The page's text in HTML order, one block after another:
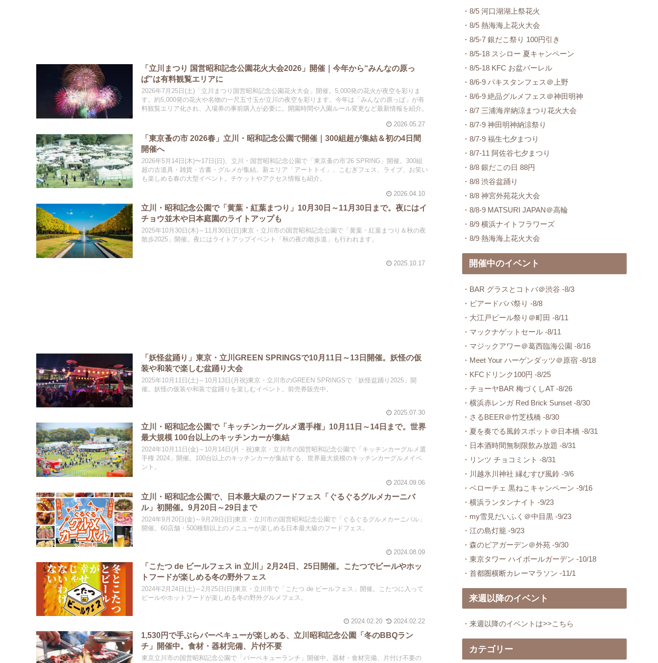
「立川まつり 国営昭和記念公園花火大会2026」開催｜今年から“みんなの原っ
ぱ”は有料観覧エリアに
2026年7月25日(土)「立川まつり国営昭和記念公園花火大会」開催。5,000発の花火が夜空を彩りま
す。約5,000発の花火や名物の一尺五寸玉が立川の夜空を彩ります。今年は「みんなの原っぱ」が有
料観覧エリア化され、入場券の事前購入が必要に。開園時間や入園ルール変更など最新情報を紹介。
2026.05.27
「東京蚤の市 2026春」立川・昭和記念公園で開催｜300組超が集結＆初の4日間
開催へ
2026年5月14日(木)〜17日(日)、立川・国営昭和記念公園で「東京蚤の市’26 SPRING」開催。300組
超の古道具・雑貨・古書・グルメが集結。新エリア「アートトイ」、こむぎフェス、ライブ、お笑い
も楽しめる春の大型イベント。チケットやアクセス情報も紹介。
2026.04.10
立川・昭和記念公園で「黄葉・紅葉まつり」10月30日～11月30日まで。夜にはイ
チョウ並木や日本庭園のライトアップも
2025年10月30日(木)～11月30日(日)東京・立川市の国営昭和記念公園で「黄葉・紅葉まつり＆秋の夜
散歩2025」開催。夜にはライトアップイベント「秋の夜の散歩道」も行われます。
2025.10.17
「妖怪盆踊り」東京・立川GREEN SPRINGSで10月11日～13日開催。妖怪の仮
装や和装で楽しむ盆踊り大会
2025年10月11日(土)～10月13日(月祝)東京・立川市のGREEN SPRINGSで「妖怪盆踊り2025」開
催。妖怪の仮装や和装で盆踊りを楽しむイベント。前売券販売中。
2025.07.30
立川・昭和記念公園で「キッチンカーグルメ選手権」10月11日～14日まで。世界
最大規模 100台以上のキッチンカーが集結
2024年10月11日(金)～10月14日(月・祝)東京・立川市の国営昭和記念公園で「キッチンカーグルメ選
手権 2024」開催。100台以上のキッチンカーが集結する、世界最大規模のキッチンカーグルメイベ
ント。
2024.09.06
立川・昭和記念公園で、日本最大級のフードフェス「ぐるぐるグルメカーニバ
ル」初開催。9月20日～29日まで
2024年9月20日(金)～9月29日(日)東京・立川市の国営昭和記念公園で「ぐるぐるグルメカーニバル」
開催。60店舗・500種類以上のメニューが楽しめる日本最大級のフードフェス。
2024.08.09
「こたつ de ビールフェス in 立川」2月24日、25日開催。こたつでビールやホッ
トフードが楽しめる冬の野外フェス
2024年2月24日(土)～2月25日(日)東京・立川市で「こたつ de ビールフェス」開催。こたつに入って
ビールやホットフードが楽しめる冬の野外グルメフェス。
2024.02.20 2024.02.22
1,530円で手ぶらバーベキューが楽しめる、立川昭和記念公園「冬のBBQラン
チ」開催中。食材・器材完備、片付不要
東京立川市の国営昭和記念公園で「バーベキューランチ」開催中。器材・食材完備、片付け不要の
・8/5 河口湖湖上祭花火
・8/5 熱海海上花火大会
・8/5-7 銀だこ祭り 100円引き
・8/5-18 スシロー 夏キャンペーン
・8/5-18 KFC お盆バーレル
・8/6-9 パキスタンフェス＠上野
・8/6-9 絶品グルメフェス＠神田明神
・8/7 三浦海岸納涼まつり花火大会
・8/7-9 神田明神納涼祭り
・8/7-9 福生七夕まつり
・8/7-11 阿佐谷七夕まつり
・8/8 銀だこの日 88円
・8/8 渋谷盆踊り
・8/8 神宮外苑花火大会
・8/8-9 MATSURI JAPAN＠高輪
・8/9 横浜ナイトフラワーズ
・8/9 熱海海上花火大会
開催中のイベント
・BAR グラスとコトバ＠渋谷 -8/3
・ビアードパパ祭り -8/8
・大江戸ビール祭り＠町田 -8/11
・マックナゲットセール -8/11
・マジックアワー＠葛西臨海公園 -8/16
・Meet Your ハーゲンダッツ＠原宿 -8/18
・KFCドリンク100円 -8/25
・チョーヤBAR 梅づくしAT -8/26
・横浜赤レンガ Red Brick Sunset -8/30
・さるBEER＠竹芝桟橋 -8/30
・夏を奏でる風鈴スポット＠日本橋 -8/31
・日本酒時間無制限飲み放題 -8/31
・リンツ チョコミント -8/31
・川越氷川神社 縁むすび風鈴 -9/6
・ベローチェ 黒ねこキャンペーン -9/16
・横浜ランタンナイト -9/23
・my雪見だいふく＠中目黒 -9/23
・江の島灯籠 -9/23
・森のビアガーデン＠外苑 -9/30
・東京タワー ハイボールガーデン -10/18
・首都圏横断カレーマラソン -11/1
来週以降のイベント
・来週以降のイベントは>>こちら
カテゴリー